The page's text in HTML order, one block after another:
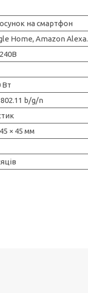
на смартфон
Home, Amazon Alexa.
Вт
802.11 b/g/n
× 45 мм